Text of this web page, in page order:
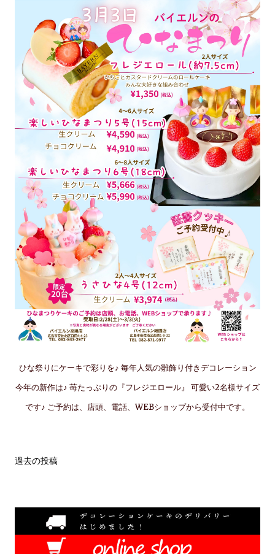
ひな祭りにケーキで彩りを♪ 毎年人気の雛飾り付きデコレーション
今年の新作は♪ 苺たっぷりの『フレジエロール』 可愛い2名様サイズ
です♪ ご予約は、店頭、電話、WEBショップから受付中です。
過去の投稿